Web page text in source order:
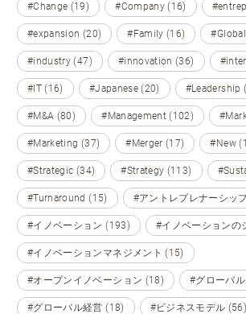
#Change (19) #Company (16)
#expansion (20) #Family (16)
#industry (47) #innovation (36)
#IT (16) #Japanese (20) #Leadership
#M&A (80) #Management (102)
#Marketing (37) #Merger (17) #New
#Strategic (34) #Strategy (113)
#Turnaround (15) #アントレプレナーシッ
#イノベーション (193) #イノベーションの
#イノベーションマネジメント (15)
#オープンイノベーション (18) #グローバ
#グローバル経営 (18) #ビジネスモデル (56)